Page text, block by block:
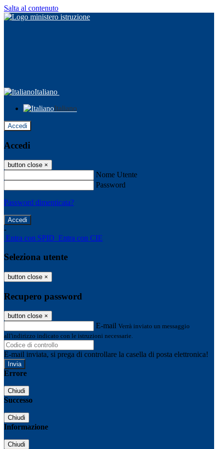
Salta al contenuto
Italiano
Italiano
Accedi
Accedi
button close ×
Nome Utente
Password
Password dimenticata?
-
Entra con SPID Entra con CIE
Seleziona utente
button close ×
Recupero password
button close ×
E-mail Verrà inviato un messaggio
all'indirizzo indicato con le istruzioni necessarie.
E-mail inviata, si prega di controllare la casella di posta elettronica!
Errore
Chiudi
Successo
Chiudi
Informazione
Chiudi